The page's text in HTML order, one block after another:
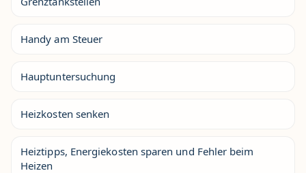
Handy am Steuer
Hauptuntersuchung
Heizkosten senken
Heiztipps, Energiekosten sparen und Fehler beim
Heizen